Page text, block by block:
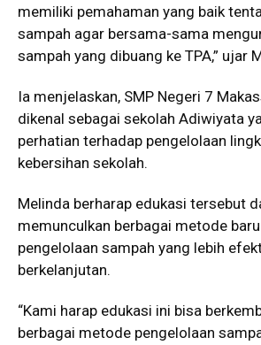
memiliki pemahaman yang baik
sampah agar bersama-sama
sampah yang dibuang ke TPA,” ujar
Ia menjelaskan, SMP Negeri 7
dikenal sebagai sekolah Adiwiyata
perhatian terhadap pengelolaan
kebersihan sekolah.
Melinda berharap edukasi tersebut
memunculkan berbagai metode
pengelolaan sampah yang lebih
berkelanjutan.
“Kami harap edukasi ini bisa
berbagai metode pengelolaan